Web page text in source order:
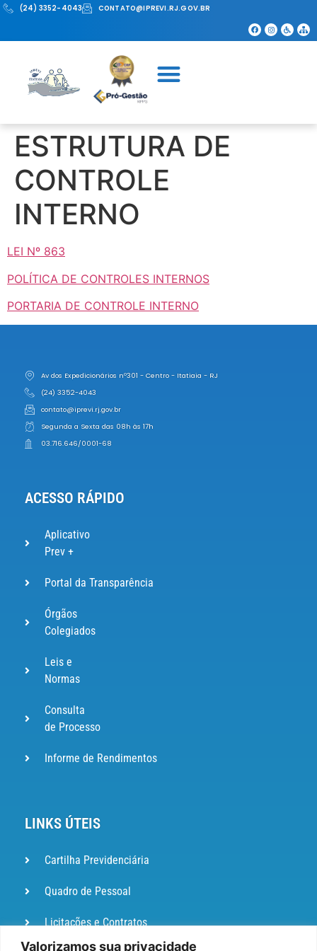
Valorizamos sua privacidade
(24) 3352-4043 CONTATO@IPREVI.RJ.GOV.BR
ESTRUTURA DE
CONTROLE
INTERNO
LEI Nº 863
POLÍTICA DE CONTROLES INTERNOS
PORTARIA DE CONTROLE INTERNO
Av dos Expedicionários nº301 - Centro - Itatiaia - RJ
(24) 3352-4043
contato@iprevi.rj.gov.br
Segunda a Sexta das 08h às 17h
03.716.646/0001-68
ACESSO RÁPIDO
Aplicativo
Prev +
Portal da Transparência
Órgãos
Colegiados
Leis e
Normas
Consulta
de Processo
Informe de Rendimentos
LINKS ÚTEIS
Cartilha Previdenciária
Quadro de Pessoal
Licitações e Contratos